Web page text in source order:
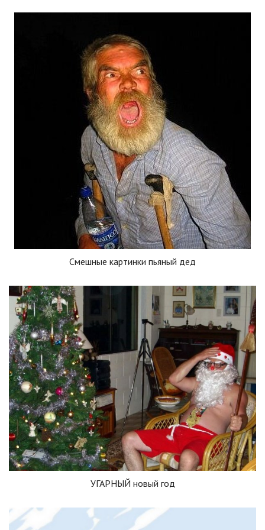
Смешные картинки пьяный дед
УГАРНЫЙ новый год